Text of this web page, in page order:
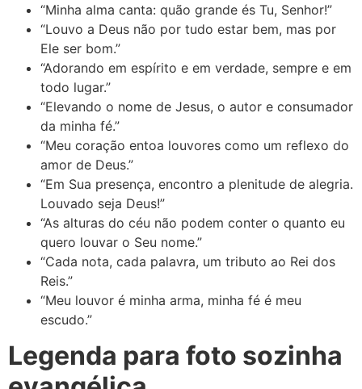
“Minha alma canta: quão grande és Tu, Senhor!”
“Louvo a Deus não por tudo estar bem, mas por
Ele ser bom.”
“Adorando em espírito e em verdade, sempre e em
todo lugar.”
“Elevando o nome de Jesus, o autor e consumador
da minha fé.”
“Meu coração entoa louvores como um reflexo do
amor de Deus.”
“Em Sua presença, encontro a plenitude de alegria.
Louvado seja Deus!”
“As alturas do céu não podem conter o quanto eu
quero louvar o Seu nome.”
“Cada nota, cada palavra, um tributo ao Rei dos
Reis.”
“Meu louvor é minha arma, minha fé é meu
escudo.”
Legenda para foto sozinha